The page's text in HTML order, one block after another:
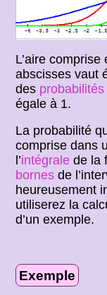
L’aire
abscisses vaut
des probabilités
égale à 1.
La probabilité
comprise dans
l’intégrale de la
bornes de
heureusement
utiliserez la
d’un exemple.
Exemple